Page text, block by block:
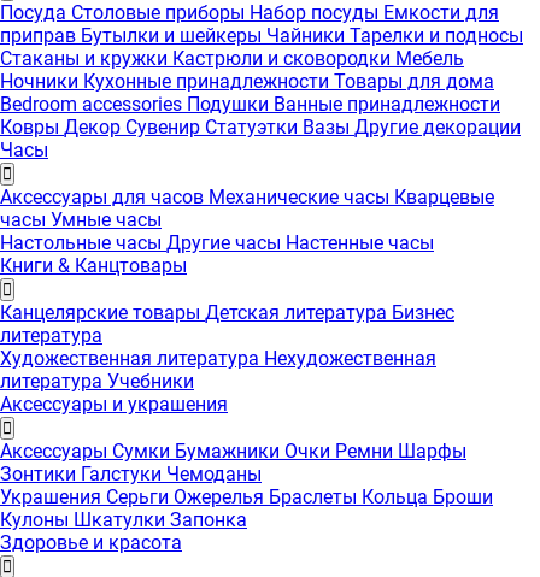
Посуда Столовые приборы Набор посуды Емкости для
приправ Бутылки и шейкеры Чайники Тарелки и подносы
Стаканы и кружки Кастрюли и сковородки Мебель
Ночники Кухонные принадлежности Товары для дома
Bedroom accessories Подушки Ванные принадлежности
Ковры Декор Сувенир Статуэтки Вазы Другие декорации
Часы
Аксессуары для часов Механические часы Кварцевые
часы Умные часы
Настольные часы Другие часы Настенные часы
Книги & Канцтовары
Канцелярские товары Детская литература Бизнес
литература
Художественная литература Нехудожественная
литература Учебники
Аксессуары и украшения
Аксессуары Сумки Бумажники Очки Ремни Шарфы
Зонтики Галстуки Чемоданы
Украшения Серьги Ожерелья Браслеты Кольца Броши
Кулоны Шкатулки Запонка
Здоровье и красота